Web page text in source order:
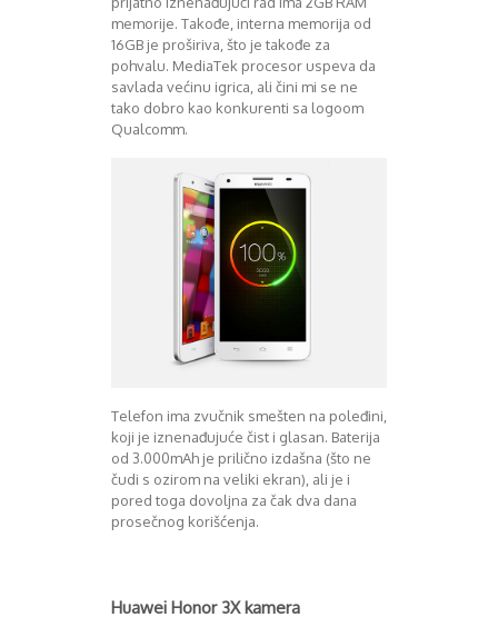
memorije. Takođe, interna memorija od
16GB je proširiva, što je takođe za
pohvalu. MediaTek procesor uspeva da
savlada većinu igrica, ali čini mi se ne
tako dobro kao konkurenti sa logoom
Qualcomm.
Telefon ima zvučnik smešten na poleđini,
koji je iznenađujuće čist i glasan. Baterija
od 3.000mAh je prilično izdašna (što ne
čudi s ozirom na veliki ekran), ali je i
pored toga dovoljna za čak dva dana
prosečnog korišćenja.
Huawei Honor 3X kamera